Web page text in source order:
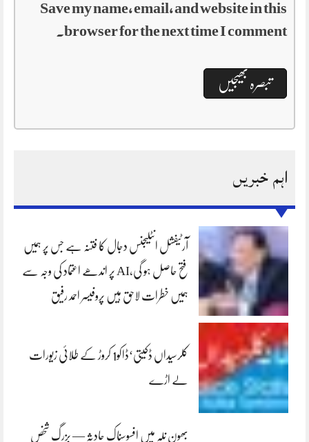
Save my name, email, and website in this
browser for the next time I comment.
اہم خبریں
آرٹیفشل انٹلیجنس دجال کا فتنہ ہے جس پر ہمیں
فتح حاصل ہو گی،AI پر اندھے اعتماد کی وجہ سے
ہمیں خطرات لاحق ہیں پروفیسر احمد رفیق
کلرسیداں ڈکیتی‘ڈاکو1 کروڑ کے طلائی زیورات
لے اڑے
بھون نلہ میں افسوسناک حادثہ — بزرگ شخص